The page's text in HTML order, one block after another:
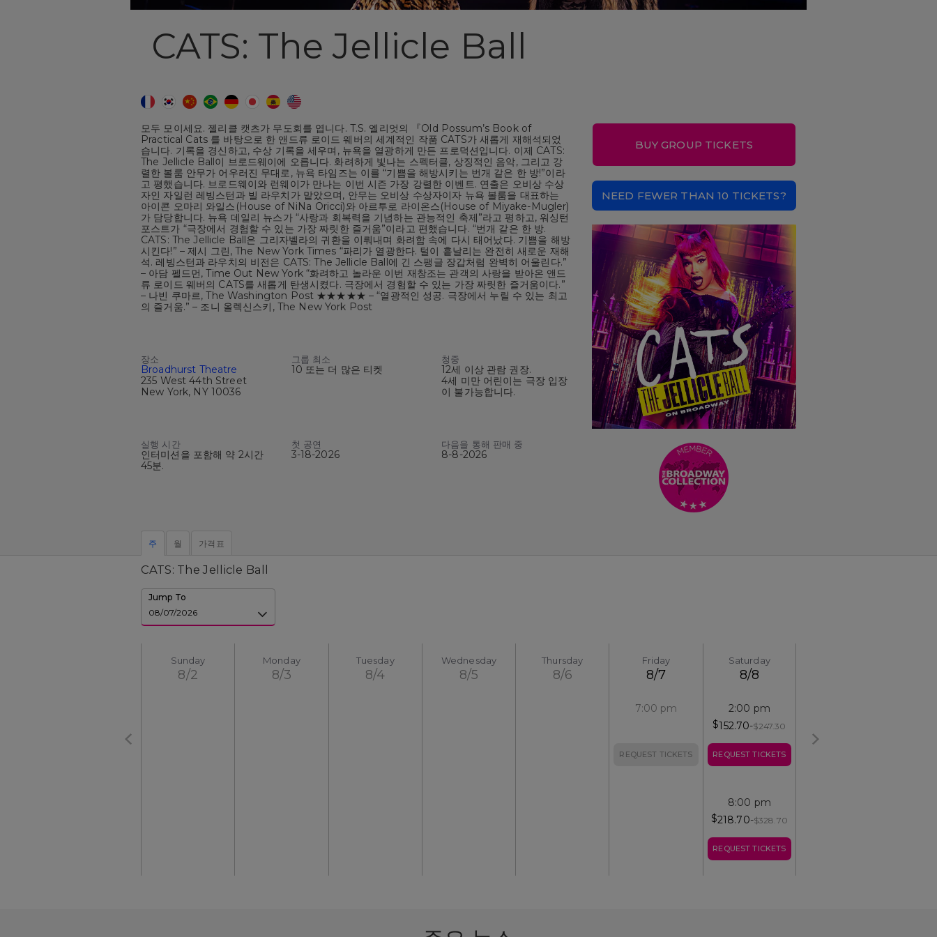
CATS: The Jellicle Ball
모두 모이세요. 젤리클 캣츠가 무도회를 엽니다. T.S. 엘리엇의 『Old Possum’s Book of
Practical Cats 를 바탕으로 한 앤드류 로이드 웨버의 세계적인 작품 CATS가 새롭게 재해석되었
습니다. 기록을 경신하고, 수상 기록을 세우며, 뉴욕을 열광하게 만든 프로덕션입니다. 이제 CATS:
The Jellicle Ball이 브로드웨이에 오릅니다. 화려하게 빛나는 스펙터클, 상징적인 음악, 그리고 강
렬한 볼룸 안무가 어우러진 무대로, 뉴욕 타임즈는 이를 “기쁨을 해방시키는 번개 같은 한 방!”이라
고 평했습니다. 브로드웨이와 런웨이가 만나는 이번 시즌 가장 강렬한 이벤트. 연출은 오비상 수상
자인 자일런 레빙스턴과 빌 라우치가 맡았으며, 안무는 오비상 수상자이자 뉴욕 볼룸을 대표하는
아이콘 오마리 와일스(House of NiNa Oricci)와 아르투로 라이온스(House of Miyake-Mugler)
가 담당합니다. 뉴욕 데일리 뉴스가 “사랑과 회복력을 기념하는 관능적인 축제”라고 평하고, 워싱턴
포스트가 “극장에서 경험할 수 있는 가장 짜릿한 즐거움”이라고 편했습니다. “번개 같은 한 방.
CATS: The Jellicle Ball은 그리자벨라의 귀환을 이뤄내며 화려함 속에 다시 태어났다. 기쁨을 해방
시킨다!” – 제시 그린, The New York Times “파리가 열광한다. 털이 흩날리는 완전히 새로운 재해
석. 레빙스턴과 라우치의 비전은 CATS: The Jellicle Ball에 긴 스팽글 장갑처럼 완벽히 어울린다.”
– 아담 펠드먼, Time Out New York “화려하고 놀라운 이번 재창조는 관객의 사랑을 받아온 앤드
류 로이드 웨버의 CATS를 새롭게 탄생시켰다. 극장에서 경험할 수 있는 가장 짜릿한 즐거움이다.”
– 나빈 쿠마르, The Washington Post ★★★★★ – “열광적인 성공. 극장에서 누릴 수 있는 최고
의 즐거움.” – 조니 올렉신스키, The New York Post
장소
Broadhurst Theatre
235 West 44th Street
New York, NY 10036
그룹 최소
10 또는 더 많은 티켓
청중
12세 이상 관람 권장.
4세 미만 어린이는 극장 입장
이 불가능합니다.
실행 시간
인터미션을 포함해 약 2시간
45분.
첫 공연
3-18-2026
다음을 통해 판매 중
8-8-2026
BUY GROUP TICKETS
NEED FEWER THAN 10 TICKETS?
주 월 가격표
CATS: The Jellicle Ball
Jump To
Sunday
8/2
Monday
8/3
Tuesday
8/4
Wednesday
8/5
Thursday
8/6
Friday
8/7
7:00 pm
REQUEST TICKETS
Saturday
8/8
2:00 pm
$152.70-$247.30
REQUEST TICKETS
8:00 pm
$218.70-$328.70
REQUEST TICKETS